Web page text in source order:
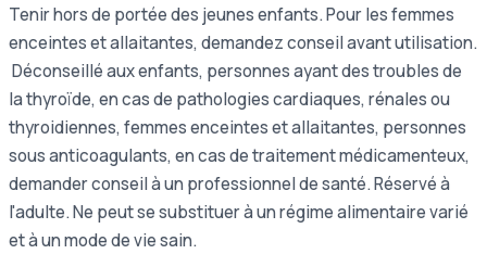
Tenir hors de portée des jeunes enfants. Pour les femmes
enceintes et allaitantes, demandez conseil avant utilisation.
Déconseillé aux enfants, personnes ayant des troubles de
la thyroïde, en cas de pathologies cardiaques, rénales ou
thyroidiennes, femmes enceintes et allaitantes, personnes
sous anticoagulants, en cas de traitement médicamenteux,
demander conseil à un professionnel de santé. Réservé à
l'adulte. Ne peut se substituer à un régime alimentaire varié
et à un mode de vie sain.